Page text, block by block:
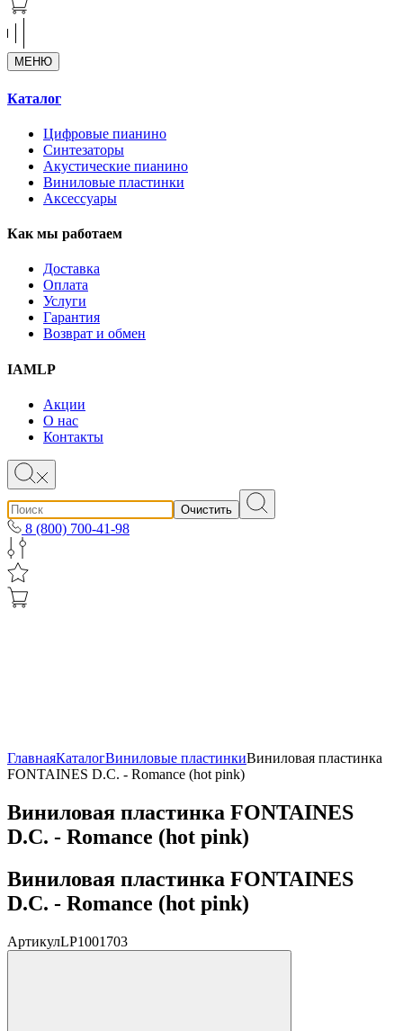
МЕНЮ
Каталог
Цифровые пианино
Синтезаторы
Акустические пианино
Виниловые пластинки
Аксессуары
Как мы работаем
Доставка
Оплата
Услуги
Гарантия
Возврат и обмен
IAMLP
Акции
О нас
Контакты
Очистить
8 (800) 700-41-98
ГлавнаяКаталогВиниловые пластинкиВиниловая пластинка
FONTAINES D.C. - Romance (hot pink)
Виниловая пластинка FONTAINES
D.C. - Romance (hot pink)
Виниловая пластинка FONTAINES
D.C. - Romance (hot pink)
АртикулLP1001703